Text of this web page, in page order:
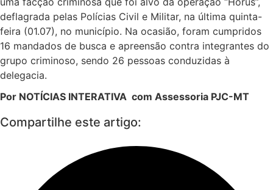
deflagrada pelas Polícias Civil e Militar, na última quinta-
feira (01.07), no município. Na ocasião, foram cumpridos
16 mandados de busca e apreensão contra integrantes do
grupo criminoso, sendo 26 pessoas conduzidas à
delegacia.
Por NOTÍCIAS INTERATIVA com Assessoria PJC-MT
Compartilhe este artigo: